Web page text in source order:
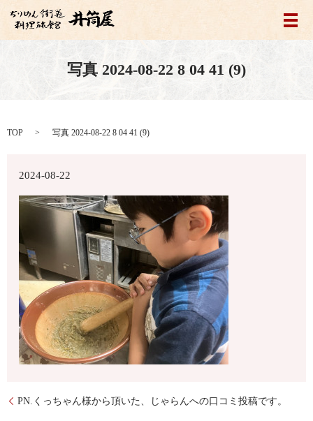
メ
写真 2024-08-22 8 04 41 (9)
TOP 写真 2024-08-22 8 04 41 (9)
2024-08-22
PN.くっちゃん様から頂いた、じゃらんへの口コミ投稿です。